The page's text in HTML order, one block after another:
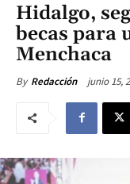
Hidalgo,
becas para
Menchaca
By Redacción junio 15,